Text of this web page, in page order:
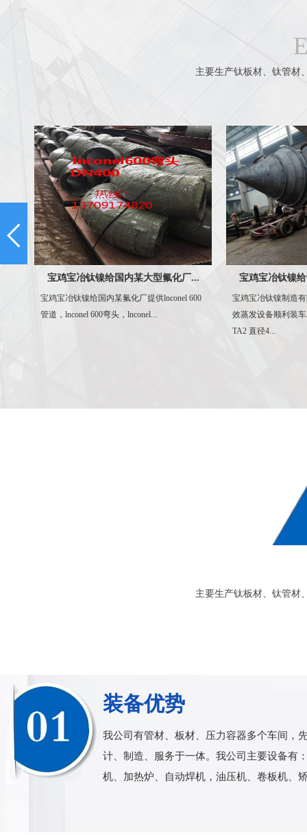
主要生产钛板材、钛管材
宝鸡宝冶钛镍给甘肃某企业制作的...
宝鸡宝冶钛镍制造有限责任公司制作的钛材多
效蒸发设备顺利装车发货 钛材分离器：材质
给云南某大型
宝冶钛镍自2003年
台哈氏合金复合304
截止现在...
主要生产钛板材、钛管材
装备优势
我公司有管材、板材、压力容器多个车间，
计、制造、服务于一体。我公司主要设备有
机、加热炉、自动焊机，油压机、卷板机、